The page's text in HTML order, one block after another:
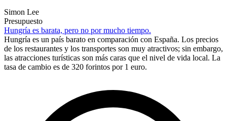
Simon Lee
Presupuesto
Hungría es barata, pero no por mucho tiempo.
Hungría es un país barato en comparación con España. Los precios
de los restaurantes y los transportes son muy atractivos; sin embargo,
las atracciones turísticas son más caras que el nivel de vida local. La
tasa de cambio es de 320 forintos por 1 euro.